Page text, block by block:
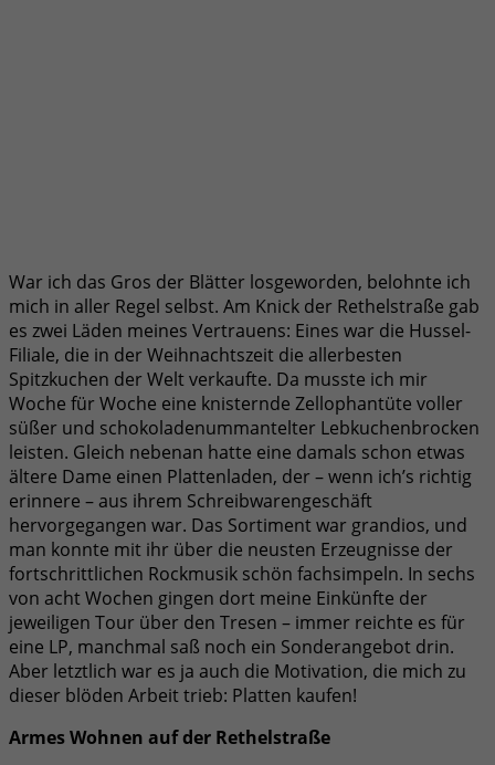
War ich das Gros der Blätter losgeworden, belohnte ich
mich in aller Regel selbst. Am Knick der Rethelstraße gab
es zwei Läden meines Vertrauens: Eines war die Hussel-
Filiale, die in der Weihnachtszeit die allerbesten
Spitzkuchen der Welt verkaufte. Da musste ich mir
Woche für Woche eine knisternde Zellophantüte voller
süßer und schokoladenummantelter Lebkuchenbrocken
leisten. Gleich nebenan hatte eine damals schon etwas
ältere Dame einen Plattenladen, der – wenn ich’s richtig
erinnere – aus ihrem Schreibwarengeschäft
hervorgegangen war. Das Sortiment war grandios, und
man konnte mit ihr über die neusten Erzeugnisse der
fortschrittlichen Rockmusik schön fachsimpeln. In sechs
von acht Wochen gingen dort meine Einkünfte der
jeweiligen Tour über den Tresen – immer reichte es für
eine LP, manchmal saß noch ein Sonderangebot drin.
Aber letztlich war es ja auch die Motivation, die mich zu
dieser blöden Arbeit trieb: Platten kaufen!
Armes Wohnen auf der Rethelstraße